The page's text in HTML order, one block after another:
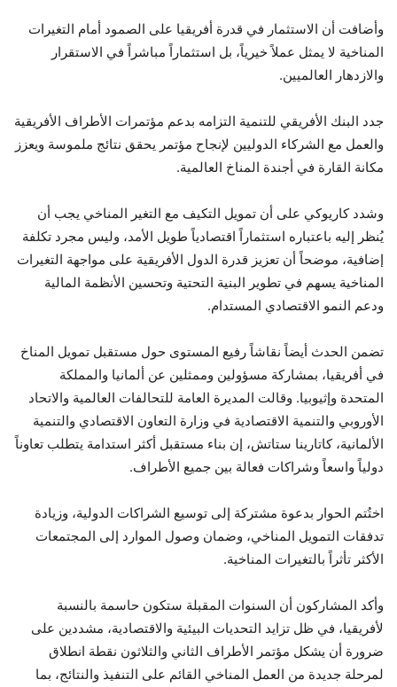
وأضافت أن الاستثمار في قدرة أفريقيا على الصمود أمام التغيرات
المناخية لا يمثل عملاً خيرياً، بل استثماراً مباشراً في الاستقرار
والازدهار العالميين.
جدد البنك الأفريقي للتنمية التزامه بدعم مؤتمرات الأطراف الأفريقية
والعمل مع الشركاء الدوليين لإنجاح مؤتمر يحقق نتائج ملموسة ويعزز
مكانة القارة في أجندة المناخ العالمية.
وشدد كاريوكي على أن تمويل التكيف مع التغير المناخي يجب أن
يُنظر إليه باعتباره استثماراً اقتصادياً طويل الأمد، وليس مجرد تكلفة
إضافية، موضحاً أن تعزيز قدرة الدول الأفريقية على مواجهة التغيرات
المناخية يسهم في تطوير البنية التحتية وتحسين الأنظمة المالية
ودعم النمو الاقتصادي المستدام.
تضمن الحدث أيضاً نقاشاً رفيع المستوى حول مستقبل تمويل المناخ
في أفريقيا، بمشاركة مسؤولين وممثلين عن ألمانيا والمملكة
المتحدة وإثيوبيا. وقالت المديرة العامة للتحالفات العالمية والاتحاد
الأوروبي والتنمية الاقتصادية في وزارة التعاون الاقتصادي والتنمية
الألمانية، كاتارينا ستاتش، إن بناء مستقبل أكثر استدامة يتطلب تعاوناً
دولياً واسعاً وشراكات فعالة بين جميع الأطراف.
اختُتم الحوار بدعوة مشتركة إلى توسيع الشراكات الدولية، وزيادة
تدفقات التمويل المناخي، وضمان وصول الموارد إلى المجتمعات
الأكثر تأثراً بالتغيرات المناخية.
وأكد المشاركون أن السنوات المقبلة ستكون حاسمة بالنسبة
لأفريقيا، في ظل تزايد التحديات البيئية والاقتصادية، مشددين على
ضرورة أن يشكل مؤتمر الأطراف الثاني والثلاثون نقطة انطلاق
لمرحلة جديدة من العمل المناخي القائم على التنفيذ والنتائج، بما